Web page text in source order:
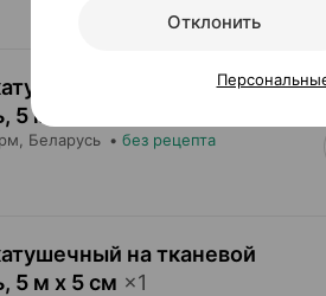
на тканевой
, 5 м х 5 см
, Беларусь • без рецепта
на тканевой
, 5 м х 5 см ×1
Отклонить